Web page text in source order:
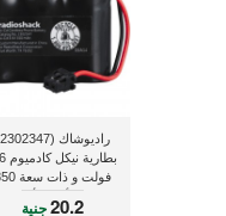
فولت و ذات
مللى أمبير لأجهزة
20.2جنية